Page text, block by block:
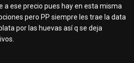
a ese precio pues hay en esta misma
pero PP siempre les trae la data
por las huevas así q se deja